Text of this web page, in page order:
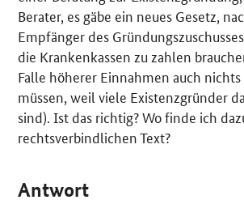
Berater, es gäbe ein neues Gesetz,
Empfänger des
die Krankenkassen zu zahlen
Falle höherer Einnahmen auch
müssen, weil viele Existenzgründer
sind). Ist das richtig? Wo finde ich
rechtsverbindlichen Text?
Antwort